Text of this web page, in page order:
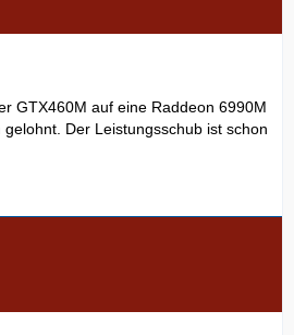
GTX460M auf eine Raddeon 6990M
Der Leistungsschub ist schon